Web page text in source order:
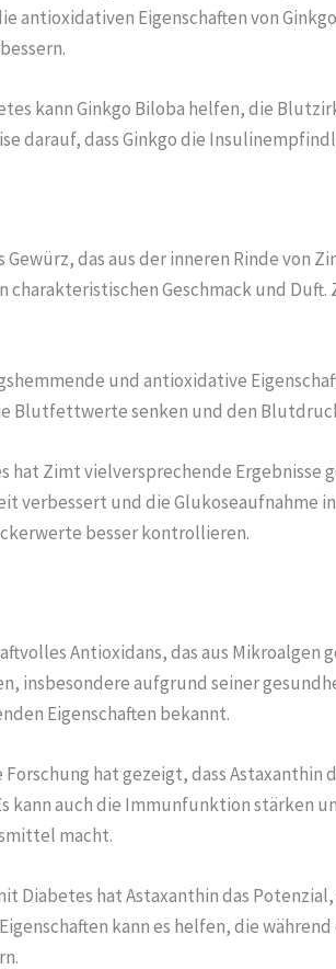
antioxidativen Eigenschaften von
kann Ginkgo Biloba helfen, die
darauf, dass Ginkgo die
das aus der inneren Rinde von
charakteristischen Geschmack und
und antioxidative
Blutfettwerte senken und den
hat Zimt vielversprechende
verbessert und die Glukoseaufnahme
besser kontrollieren.
Antioxidans, das aus
insbesondere aufgrund seiner
Eigenschaften bekannt.
Forschung hat gezeigt, dass
kann auch die Immunfunktion stärken
macht.
Diabetes hat Astaxanthin das
kann es helfen, die